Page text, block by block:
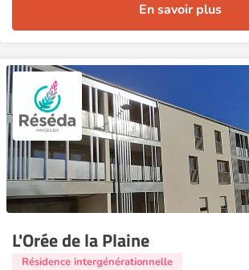
En savoir plus
L'Orée de la Plaine
Résidence intergénérationnelle